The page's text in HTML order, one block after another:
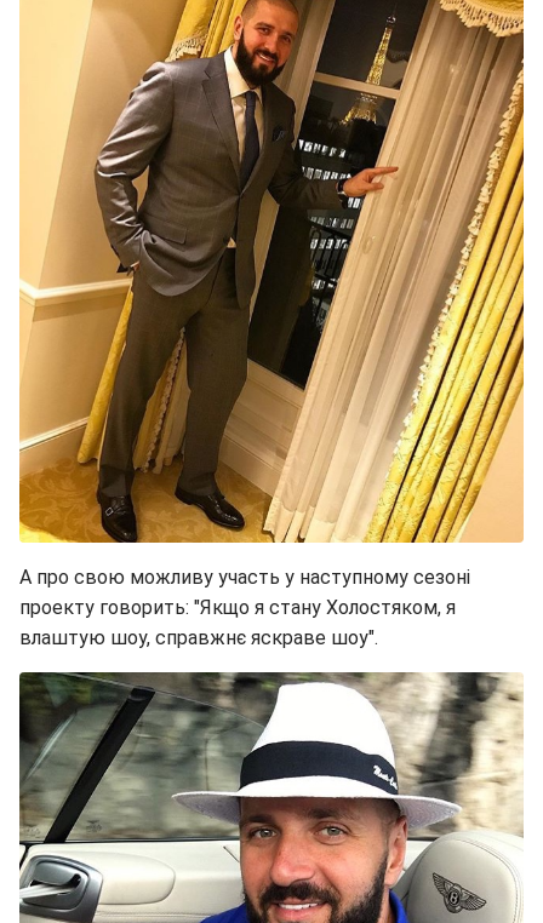
А про свою можливу участь у наступному сезоні
проекту говорить: "Якщо я стану Холостяком, я
влаштую шоу, справжнє яскраве шоу".